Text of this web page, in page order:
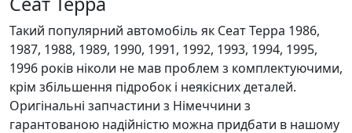
Такий популярний автомобіль як Сеат Терра 1986,
1987, 1988, 1989, 1990, 1991, 1992, 1993, 1994, 1995,
1996 років ніколи не мав проблем з комплектуючими,
крім збільшення підробок і неякісних деталей.
Оригінальні запчастини з Німеччини з
гарантованою надійністю можна придбати в нашому